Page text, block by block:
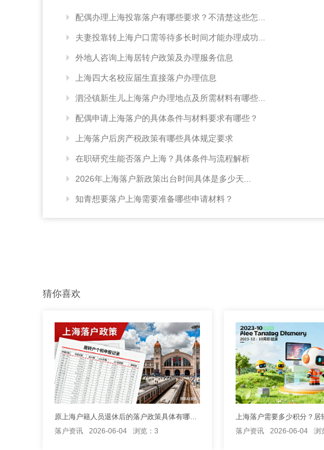
配偶办理上海投靠落户有哪些要求？不清楚这些怎...
夫妻投靠转上海户口需等待多长时间才能办理成功...
外地人咨询上海居转户政策及办理服务信息
上海四大名校应届生直接落户办理信息
泗泾镇新生儿上海落户办理地点及所需材料有哪些...
配偶申请上海落户的具体条件与材料要求有哪些？
上海落户后房产税政策有哪些具体规定要求
在职研究生能否落户上海？具体条件与流程解析
2026年上海落户新政策出台时间具体是多少天...
知青想要落户上海需要准备哪些申请材料？
猜你喜欢
原上海户籍人员退休后的落户政策具体有哪些规定要求
落户资讯
2026-06-04 浏览：3
落户资讯
2026-06-04 浏